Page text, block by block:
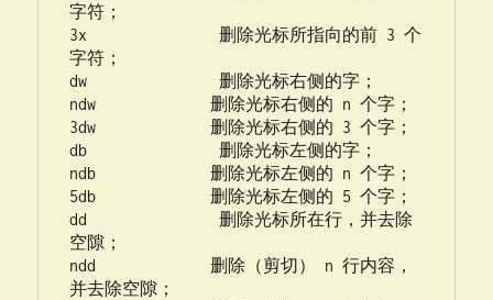
字符；
3x               删除光标所指向的前 3 个
字符；
dw               删除光标右侧的字；
ndw             删除光标右侧的 n 个字；
3dw             删除光标右侧的 3 个字；
db               删除光标左侧的字；
ndb             删除光标左侧的 n 个字；
5db             删除光标左侧的 5 个字；
dd               删除光标所在行，并去除
空隙；
ndd             删除（剪切） n 行内容，
并去除空隙；